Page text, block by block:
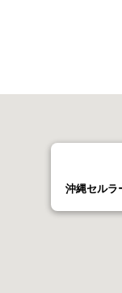
沖縄セルラ